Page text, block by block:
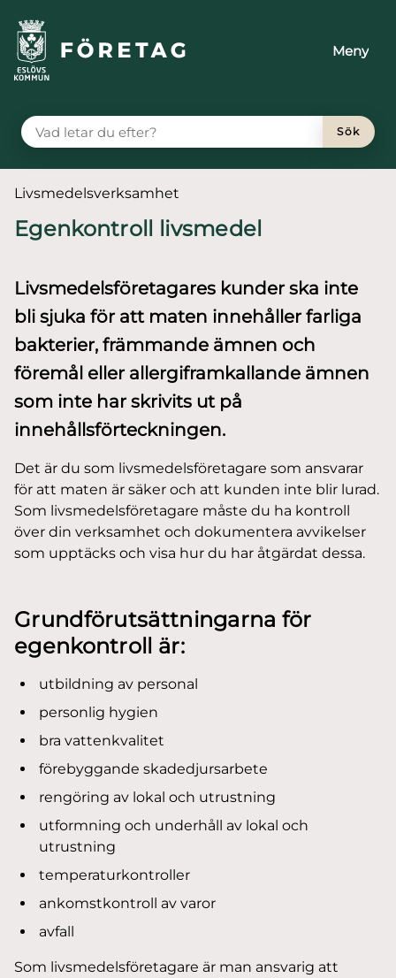
till innehåll
huvudmeny
till sidomeny
Meny
VAD LETAR DU EFTER?
Sök
Du är här:
Livsmedelsverksamhet
Egenkontroll livsmedel
Livsmedelsföretagares kunder ska inte
bli sjuka för att maten innehåller farliga
bakterier, främmande ämnen och
föremål eller allergiframkallande ämnen
som inte har skrivits ut på
innehållsförteckningen.
Det är du som livsmedelsföretagare som ansvarar
för att maten är säker och att kunden inte blir lurad.
Som livsmedelsföretagare måste du ha kontroll
över din verksamhet och dokumentera avvikelser
som upptäcks och visa hur du har åtgärdat dessa.
Grundförutsättningarna för
egenkontroll är:
utbildning av personal
personlig hygien
bra vattenkvalitet
förebyggande skadedjursarbete
rengöring av lokal och utrustning
utformning och underhåll av lokal och
utrustning
temperaturkontroller
ankomstkontroll av varor
avfall
Som livsmedelsföretagare är man ansvarig att